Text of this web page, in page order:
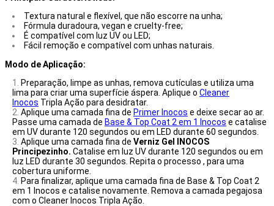
Textura natural e flexível, que não escorre na unha;
Fórmula duradoura, vegan e cruelty-free;
É compatível com luz UV ou LED;
Fácil remoção e compatível com unhas naturais.
Modo de Aplicação:
Preparação, limpe as unhas, remova cutículas e utiliza uma
lima para criar uma superfície áspera. Aplique o Cleaner
Inocos Tripla Ação para desidratar.
Aplique uma camada fina de Primer Inocos e deixe secar ao ar.
Passe uma camada de Base & Top Coat 2 em 1 Inocos e catalise
em UV durante 120 segundos ou em LED durante 60 segundos.
Aplique uma camada fina de Verniz Gel INOCOS
Principezinho. Catalise em luz UV durante 120 segundos ou em
luz LED durante 30 segundos. Repita o processo , para uma
cobertura uniforme.
Para finalizar, aplique uma camada fina de Base & Top Coat 2
em 1 Inocos e catalise novamente. Remova a camada pegajosa
com o Cleaner Inocos Tripla Ação.